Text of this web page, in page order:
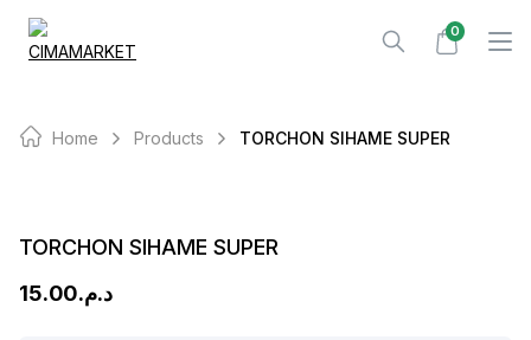
Skip
0
Home Products TORCHON SIHAME SUPER
TORCHON SIHAME SUPER
د.م.15.00